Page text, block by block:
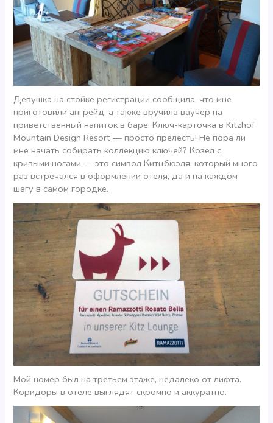
Девушка на стойке регистрации сообщила, что мне
приготовили апгрейд, а также вручила ваучер на
приветственный напиток в баре. Ключ-карточка в Kitzhof
Mountain Design Resort — просто прелесть! Не пора ли
мне начать собирать коллекцию ключей? Козел с
кривыми ногами — это символ Китцбюэля, который много
раз встречался в оформлении отеля, да и на каждом
шагу в самом городке.
Мой номер был на третьем этаже, недалеко от лифта.
Коридоры в отеле выглядят скромно и аккуратно.